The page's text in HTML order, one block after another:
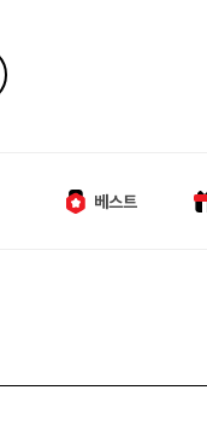
베스트